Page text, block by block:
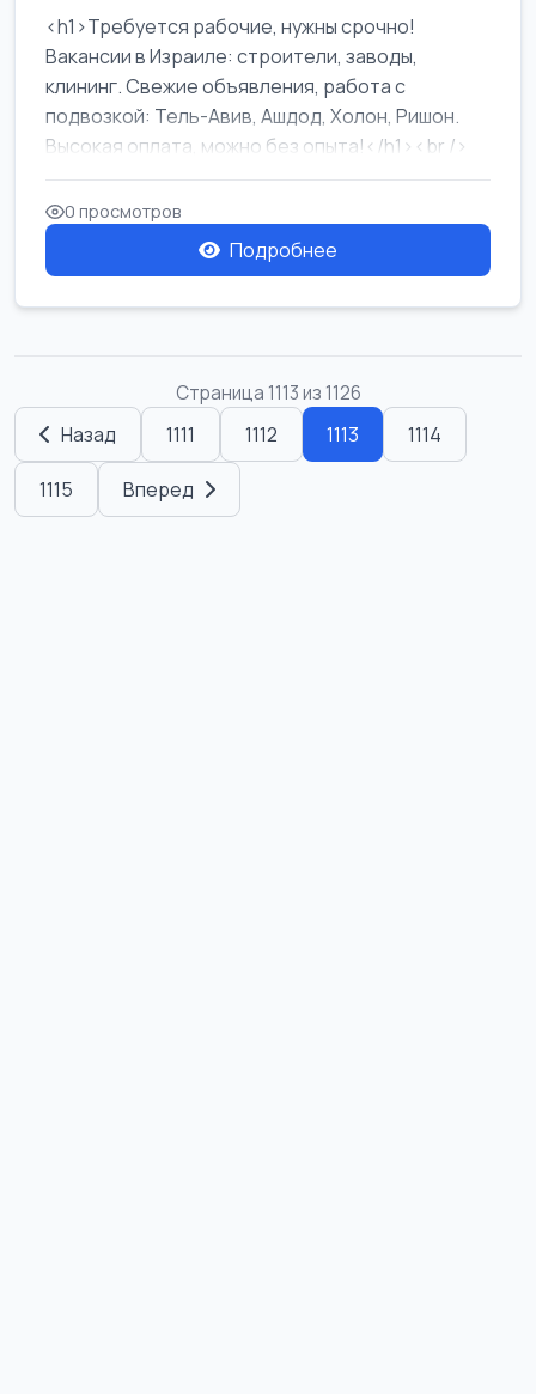
<h1>Требуется рабочие, нужны срочно!
Вакансии в Израиле: строители, заводы,
клининг. Свежие объявления, работа с
подвозкой: Тель-Авив, Ашдод, Холон, Ришон.
Высокая оплата, можно без опыта!</h1><br />
...
0 просмотров
Подробнее
Страница 1113 из 1126
Назад 1111 1112 1113 1114
1115 Вперед